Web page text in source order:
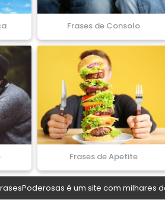
Frases de Consolo
Frases de Apetite
é um site com milhares